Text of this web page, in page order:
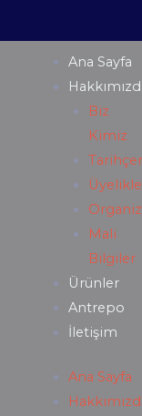
Ana Sayfa
Biz
Kimiz
Mali
Bilgiler
Ürünler
Antrepo
İletişim
Ana Sayfa